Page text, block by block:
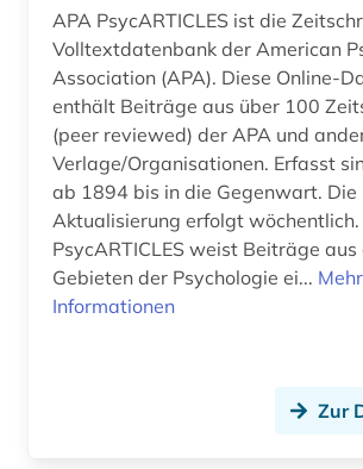
aurelius augustinus (2)
ausbildung (1)
ausländer (1)
ausländisches recht (1)
ausschreibung (1)
auswanderung (1)
APA PsycARTICLES ist die
Volltextdatenbank der American
Association (APA). Diese Online-
enthält Beiträge aus über 100
(peer reviewed) der APA und
Verlage/Organisationen. Erfasst
ab 1894 bis in die Gegenwart. Die
Aktualisierung erfolgt wöchentlich.
PsycARTICLES weist Beiträge aus
Gebieten der Psychologie ei... Mehr
Informationen
Zur